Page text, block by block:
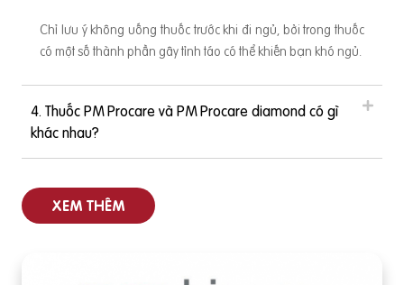
Chỉ lưu ý không uống thuốc trước khi đi ngủ, bởi trong thuốc
có một số thành phần gây tỉnh táo có thể khiến bạn khó ngủ.
4. Thuốc PM Procare và PM Procare diamond có gì
khác nhau?
XEM THÊM